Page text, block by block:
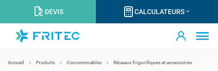
DEVIS CALCULATEURS
Accueil Produits Consommables Réseaux frigorifiques et accessoires